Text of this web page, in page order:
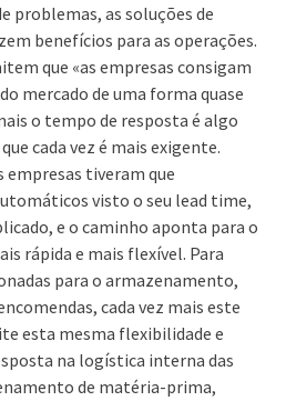
problemas, as soluções de
benefícios para as operações.
que «as empresas consigam
mercado de uma forma quase
o tempo de resposta é algo
cada vez é mais exigente.
tiveram que
visto o seu lead time,
e o caminho aponta para o
rápida e mais flexível. Para
para o armazenamento,
cada vez mais este
esta mesma flexibilidade e
na logística interna das
de matéria-prima,